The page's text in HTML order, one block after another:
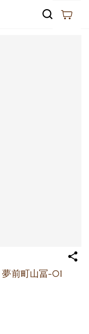
前町山冨-01